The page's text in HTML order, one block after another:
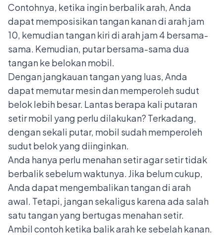
Contohnya, ketika ingin berbalik arah, Anda
dapat memposisikan tangan kanan di arah jam
10, kemudian tangan kiri di arah jam 4 bersama-
sama. Kemudian, putar bersama-sama dua
tangan ke belokan mobil.
Dengan jangkauan tangan yang luas, Anda
dapat memutar mesin dan memperoleh sudut
belok lebih besar. Lantas berapa kali putaran
setir mobil yang perlu dilakukan? Terkadang,
dengan sekali putar, mobil sudah memperoleh
sudut belok yang diinginkan.
Anda hanya perlu menahan setir agar setir tidak
berbalik sebelum waktunya. Jika belum cukup,
Anda dapat mengembalikan tangan di arah
awal. Tetapi, jangan sekaligus karena ada salah
satu tangan yang bertugas menahan setir.
Ambil contoh ketika balik arah ke sebelah kanan.